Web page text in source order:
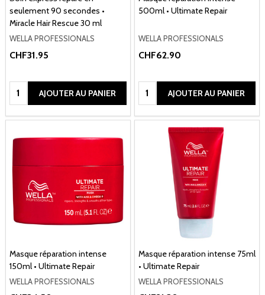
seulement 90 secondes •
Miracle Hair Rescue 30 ml
WELLA PROFESSIONALS
CHF31.95
Quantité:AJOUTER AU PANIER
500ml • Ultimate Repair
WELLA PROFESSIONALS
CHF62.90
Quantité:AJOUTER AU PANIER
Masque réparation intense
150ml • Ultimate Repair
WELLA PROFESSIONALS
Masque réparation intense 75ml
• Ultimate Repair
WELLA PROFESSIONALS